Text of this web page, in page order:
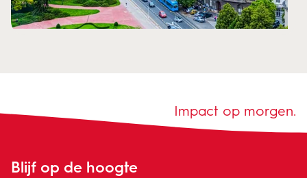
Blijf op de hoogte
Impact op morgen.